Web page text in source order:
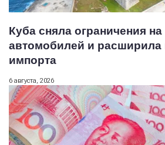
Куба сняла ограничения на
автомобилей и расширила
импорта
6 августа, 2026